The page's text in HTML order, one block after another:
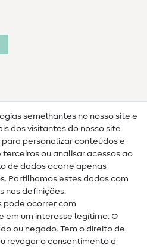
semelhantes no nosso site e
dos visitantes do nosso site
personalizar conteúdos e
terceiros ou analisar acessos ao
de dados ocorre apenas
Partilhamos estes dados com
nas definições.
pode ocorrer com
em um interesse legítimo. O
ou negado. Tem o direito de
revogar o consentimento a